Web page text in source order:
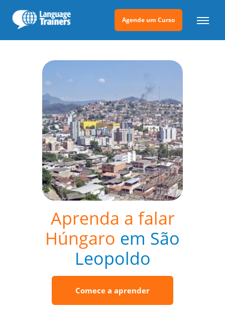
Agende um Curso
Aprenda a falar
Húngaro em São
Leopoldo
Comece a aprender